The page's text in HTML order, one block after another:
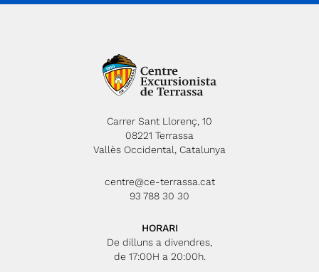
Carrer Sant Llorenç, 10
08221 Terrassa
Vallès Occidental, Catalunya
centre@ce-terrassa.cat
93 788 30 30
HORARI
De dilluns a divendres,
de 17:00H a 20:00h.